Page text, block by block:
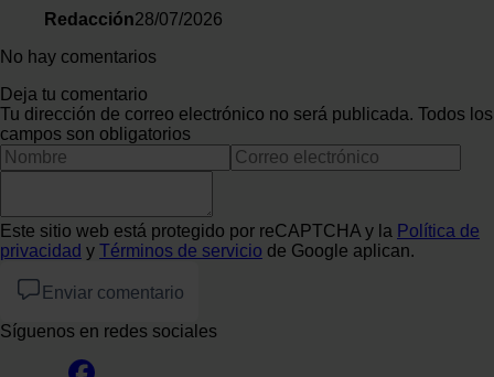
Redacción28/07/2026
No hay comentarios
Deja tu comentario
Tu dirección de correo electrónico no será publicada. Todos los
campos son obligatorios
Este sitio web está protegido por reCAPTCHA y la Política de
privacidad y Términos de servicio de Google aplican.
Enviar comentario
Síguenos en redes sociales